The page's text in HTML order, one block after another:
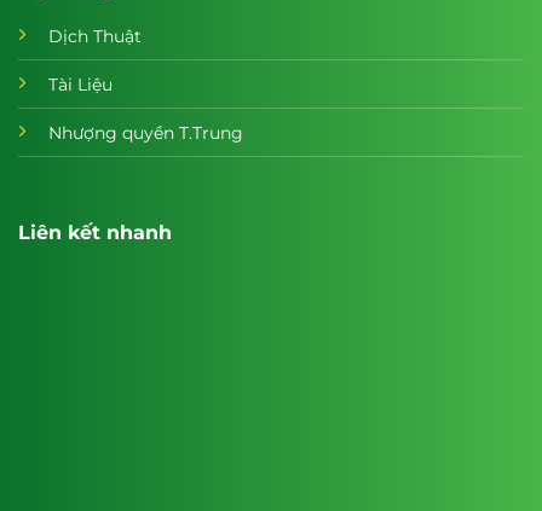
Dịch Thuật
Tài Liệu
Nhượng quyền T.Trung
Liên kết nhanh